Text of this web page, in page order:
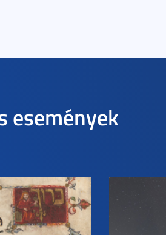
események